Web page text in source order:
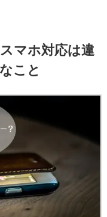
マホ対応は違
こと